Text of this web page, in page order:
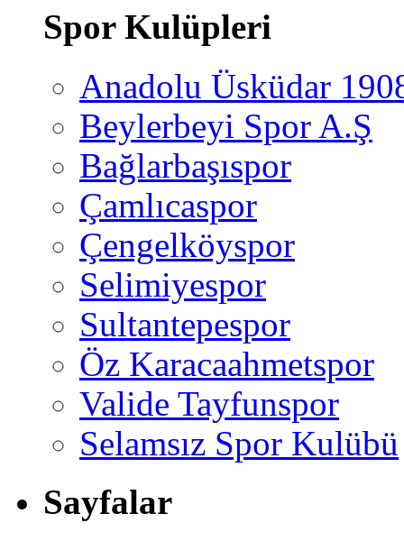
Spor Kulüpleri
Anadolu Üsküdar
Beylerbeyi Spor A.Ş
Bağlarbaşıspor
Çamlıcaspor
Çengelköyspor
Selimiyespor
Sultantepespor
Öz Karacaahmetspor
Valide Tayfunspor
Selamsız Spor Kulübü
Sayfalar